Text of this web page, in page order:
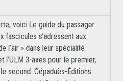
voici Le guide du passager
fascicules s’adressent aux
l’air » dans leur spécialité
l’ULM 3-axes pour le premier,
second. Cépaduès-Éditions